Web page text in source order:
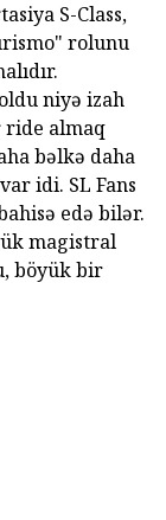
S-Class,
rolunu
niyə izah
ride almaq
bəlkə daha
idi. SL Fans
edə bilər.
magistral
böyük bir